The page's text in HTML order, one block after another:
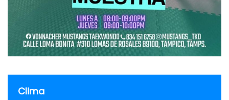
Clima